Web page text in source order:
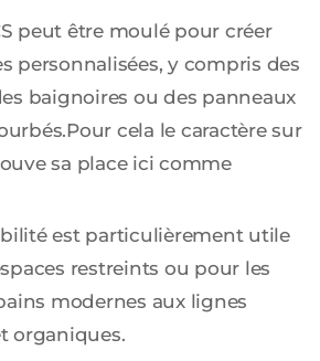
peut être moulé pour créer
personnalisées, y compris des
baignoires ou des panneaux
cela le caractère sur
sa place ici comme
est particulièrement utile
restreints ou pour les
modernes aux lignes
organiques.